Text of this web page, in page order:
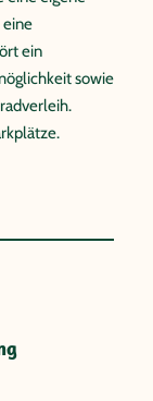
eine
ein
sowie